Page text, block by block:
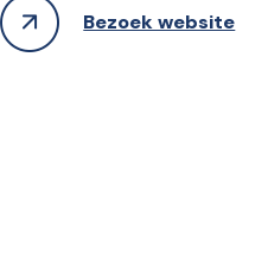
Bezoek website